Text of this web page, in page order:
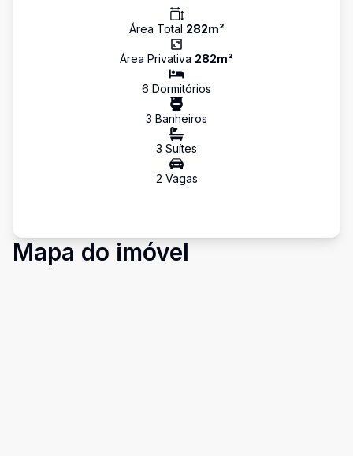
Área Total 282m²
Área Privativa 282m²
6 Dormitórios
3 Banheiros
3 Suítes
2 Vagas
Mapa do imóvel